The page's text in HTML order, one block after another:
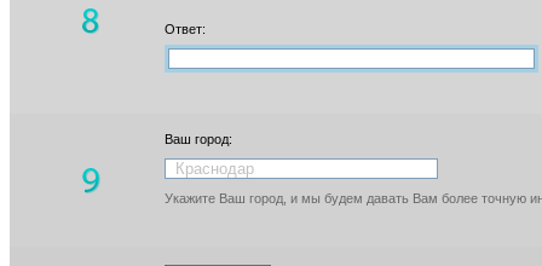
Ответ:
Ваш город:
Укажите Ваш город, и мы будем давать Вам более точную